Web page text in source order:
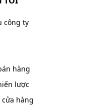
công ty
hàng
lược
hàng